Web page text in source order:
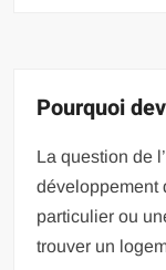
Pourquoi
La question de
développement
particulier ou
trouver un